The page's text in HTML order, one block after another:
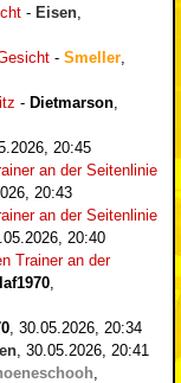
- Eisen
- Smeller
- Dietmarson
20:45
an der Seitenlinie
20:43
an der Seitenlinie
20:40
Trainer an der
30.05.2026, 20:34
30.05.2026, 20:41